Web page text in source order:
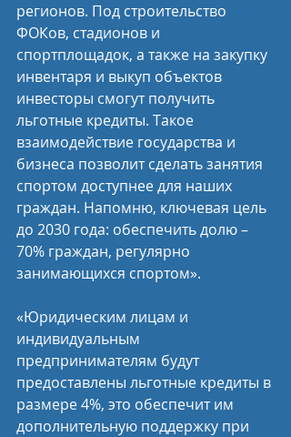
регионов. Под строительство
ФОКов, стадионов и
спортплощадок, а также на закупку
инвентаря и выкуп объектов
инвесторы смогут получить
льготные кредиты. Такое
взаимодействие государства и
бизнеса позволит сделать занятия
спортом доступнее для наших
граждан. Напомню, ключевая цель
до 2030 года: обеспечить долю –
70% граждан, регулярно
занимающихся спортом».
«Юридическим лицам и
индивидуальным
предпринимателям будут
предоставлены льготные кредиты в
размере 4%, это обеспечит им
дополнительную поддержку при